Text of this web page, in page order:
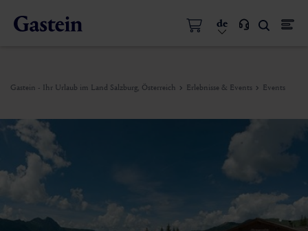
de
Gastein - Ihr Urlaub im Land Salzburg, Österreich Erlebnisse & Events Events